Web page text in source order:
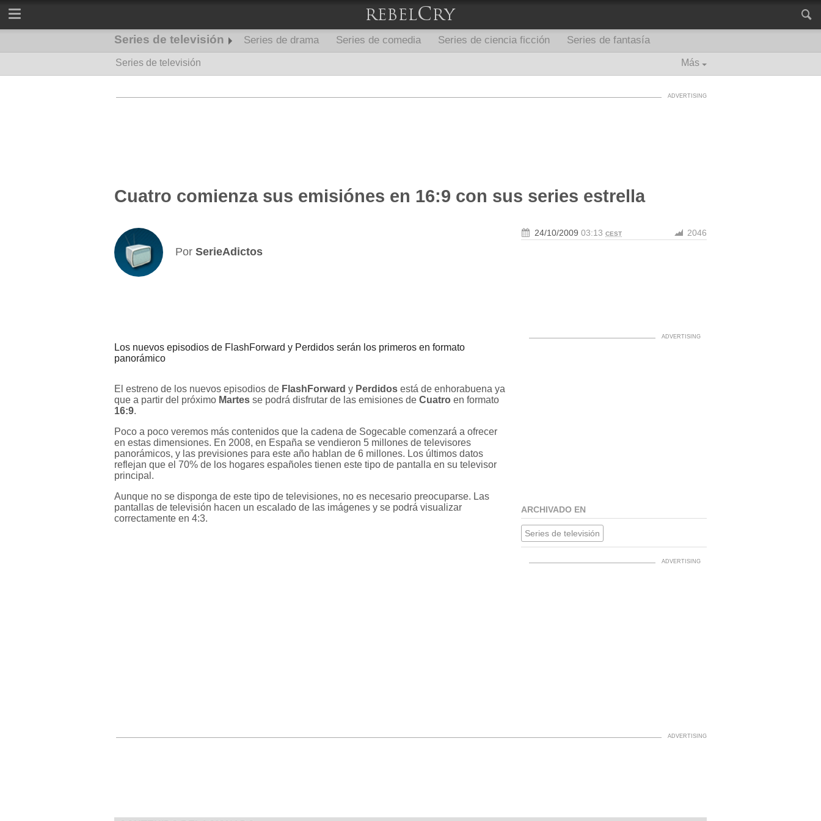
Series de televisión Series de drama Series de comedia Series de ciencia ficción
Series de fantasía
Series de misterio
Series de televisión Más
Cuatro comienza sus emisiónes en 16:9 con sus series estrella
Por SerieAdictos
24/10/2009 03:13 CEST 2046
Los nuevos episodios de FlashForward y Perdidos serán los primeros en formato
panorámico
El estreno de los nuevos episodios de FlashForward y Perdidos está de enhorabuena ya
que a partir del próximo Martes se podrá disfrutar de las emisiones de Cuatro en formato
16:9.
Poco a poco veremos más contenidos que la cadena de Sogecable comenzará a ofrecer
en estas dimensiones. En 2008, en España se vendieron 5 millones de televisores
panorámicos, y las previsiones para este año hablan de 6 millones. Los últimos datos
reflejan que el 70% de los hogares españoles tienen este tipo de pantalla en su televisor
principal.
Aunque no se disponga de este tipo de televisiones, no es necesario preocuparse. Las
pantallas de televisión hacen un escalado de las imágenes y se podrá visualizar
correctamente en 4:3.
ARCHIVADO EN
Series de televisión